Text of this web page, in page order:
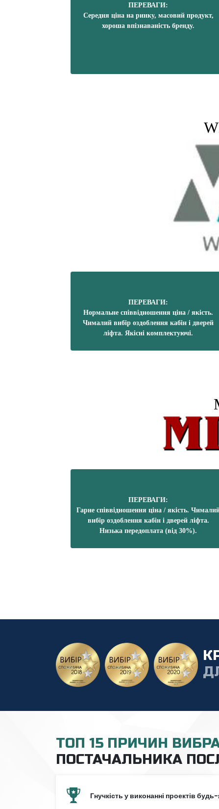
ПЕРЕВАГИ:
Середня ціна на ринку, масовий продукт,
хороша впізнаваність бренду.
ПЕРЕВАГИ:
Нормальне співвідношення ціна / якість.
Чималий вибір оздоблення кабін і дверей
ліфта. Якісні комплектуючі.
ПЕРЕВАГИ:
Гарне співвідношення ціна / якість.
вибір оздоблення кабін і дверей ліфта.
Низька передоплата (від 30%).
ТОП 15 ПРИЧИН
ПОСТАЧАЛЬНИКА
Гнучкість у виконанні проектів